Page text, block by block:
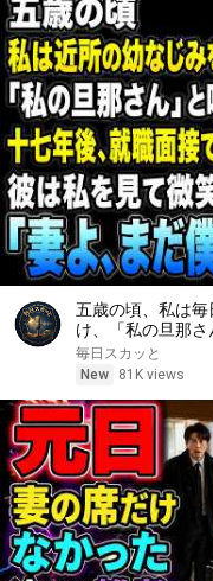
五歳の頃、私は
け、「私の旦那さ
面接で社長室へ入
よ、まだ僕を覚
毎日スカッと
New
81K views